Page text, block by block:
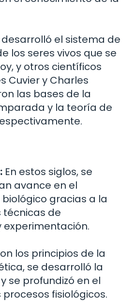
desarrolló el sistema de
los seres vivos que se
y otros científicos
Cuvier y Charles
las bases de la
y la teoría de
En estos siglos, se
avance en el
gracias a la
técnicas de
experimentación.
los principios de la
se desarrolló la
se profundizó en el
fisiológicos.